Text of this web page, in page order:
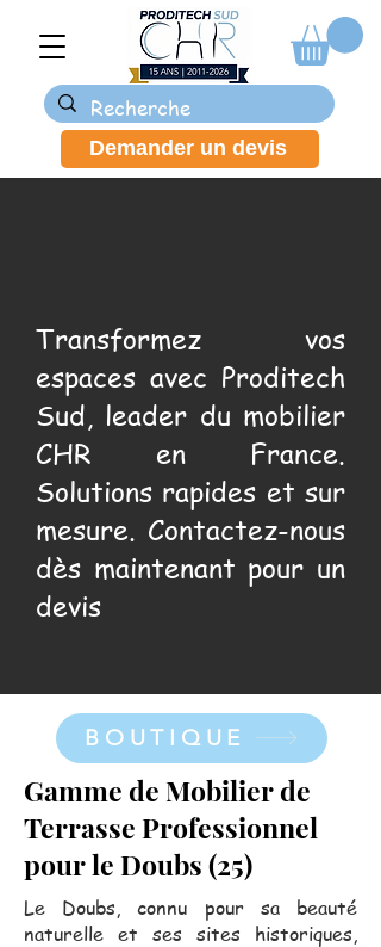
Demander un devis
Transformez vos
espaces avec Proditech
Sud, leader du mobilier
CHR en France.
Solutions rapides et sur
mesure. Contactez-nous
dès maintenant pour un
devis
BOUTIQUE
Gamme de Mobilier de
Terrasse Professionnel
pour le Doubs (25)
Le Doubs, connu pour sa beauté
naturelle et ses sites historiques,